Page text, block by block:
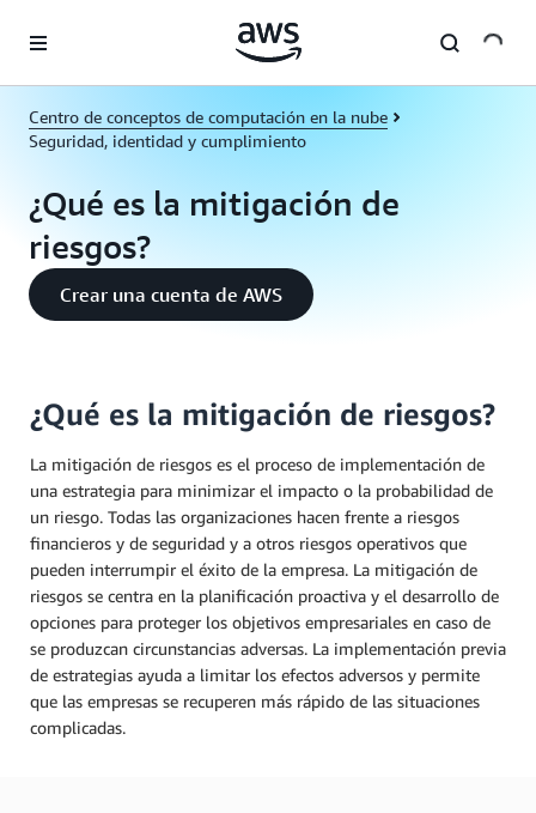
Centro de conceptos de computación en la nube
Seguridad, identidad y cumplimiento
¿Qué es la mitigación de
riesgos?
Crear una cuenta de AWS
¿Qué es la mitigación de riesgos?
La mitigación de riesgos es el proceso de implementación de
una estrategia para minimizar el impacto o la probabilidad de
un riesgo. Todas las organizaciones hacen frente a riesgos
financieros y de seguridad y a otros riesgos operativos que
pueden interrumpir el éxito de la empresa. La mitigación de
riesgos se centra en la planificación proactiva y el desarrollo de
opciones para proteger los objetivos empresariales en caso de
se produzcan circunstancias adversas. La implementación previa
de estrategias ayuda a limitar los efectos adversos y permite
que las empresas se recuperen más rápido de las situaciones
complicadas.